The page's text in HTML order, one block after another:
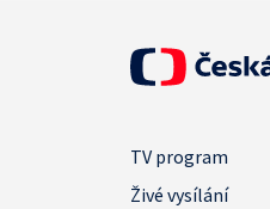
TV program
Živé vysílání